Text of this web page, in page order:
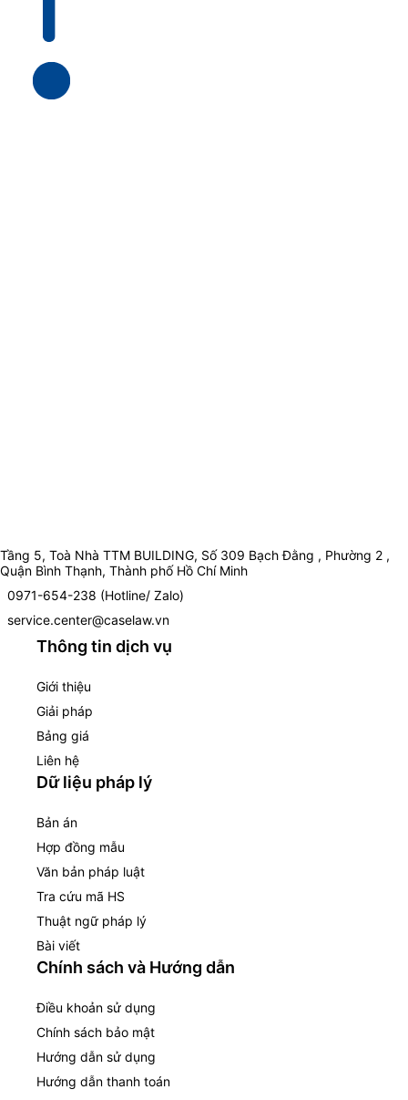
Tầng 5, Toà Nhà TTM BUILDING, Số 309 Bạch Đằng , Phường 2 ,
Quận Bình Thạnh, Thành phố Hồ Chí Minh
0971-654-238 (Hotline/ Zalo)
service.center@caselaw.vn
Thông tin dịch vụ
Giới thiệu
Giải pháp
Bảng giá
Liên hệ
Dữ liệu pháp lý
Bản án
Hợp đồng mẫu
Văn bản pháp luật
Tra cứu mã HS
Thuật ngữ pháp lý
Bài viết
Chính sách và Hướng dẫn
Điều khoản sử dụng
Chính sách bảo mật
Hướng dẫn sử dụng
Hướng dẫn thanh toán